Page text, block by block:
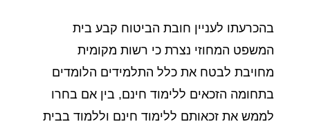
בהכרעתו לעניין חובת הביטוח קבע בית
המשפט המחוזי נצרת כי רשות מקומית
מחויבת לבטח את כלל התלמידים הלומדים
בתחומה הזכאים ללימוד חינם, בין אם בחרו
לממש את זכאותם ללימוד חינם וללמוד בבית